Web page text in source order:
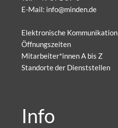
E-Mail: info@minden.de
Elektronische Kommunikation
Öffnungszeiten
Mitarbeiter*innen A bis Z
Standorte der Dienststellen
Info